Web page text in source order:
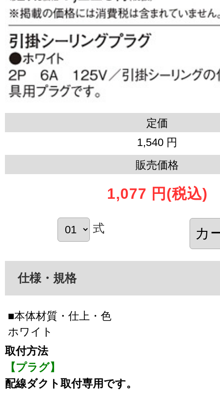
定価
1,540 円
販売価格
1,077 円 (税込)
式
仕様・規格
■本体材質・仕上・色
ホワイト
取付方法
【プラグ】
配線ダクト取付専用です。